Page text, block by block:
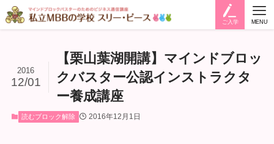
ご入学 MENU
【栗山葉湖開講】マインドブロッ
クバスター公認インストラクタ
ー養成講座
2016
12/01
読むブロック解除 2016年12月1日